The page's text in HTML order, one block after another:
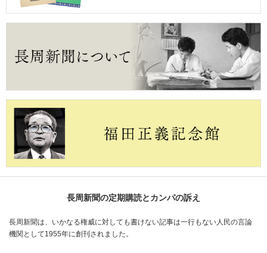
長周新聞の定期購読とカンパの訴え
長周新聞は、いかなる権威に対しても書けない記事は一行もない人民の言論
機関として1955年に創刊されました。